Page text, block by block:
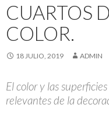
CUARTOS
COLOR.
18 JULIO, 2019 ADMIN
El color y las
relevantes de la